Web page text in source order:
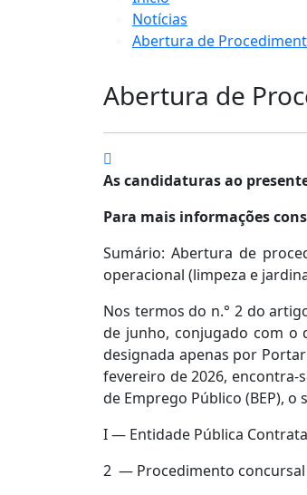
Notícias
Abertura de
Abertura de
As candidaturas ao
Para mais informações
Sumário: Abertura de
operacional (limpeza e
Nos termos do n.° 2 do
de junho, conjugado com o
designada apenas por
fevereiro de 2026,
de Emprego Público (BEP),
I — Entidade Pública
2 — Procedimento